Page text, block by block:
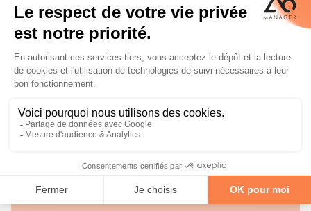
logiciel de gestion de maintenance (GMAO), en train
d'évaluer comment booster votre système actuel, ou
à ...
Mathilde Lebrun— 26 févr. 2024